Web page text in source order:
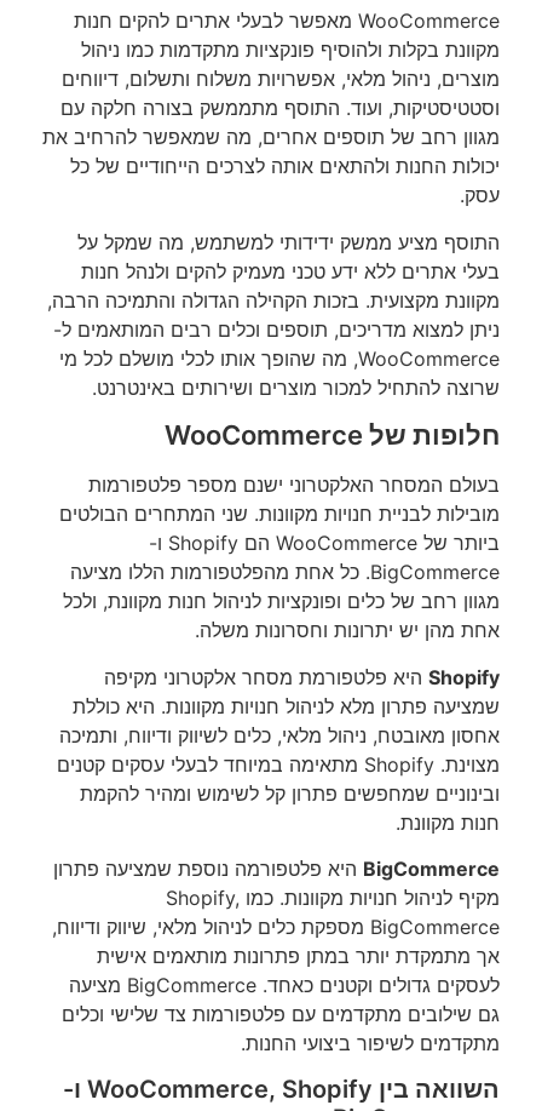
WooCommerce מאפשר לבעלי אתרים להקים חנות
מקוונת בקלות ולהוסיף פונקציות מתקדמות כמו ניהול
מוצרים, ניהול מלאי, אפשרויות משלוח ותשלום, דיווחים
וסטטיסטיקות, ועוד. התוסף מתממשק בצורה חלקה עם
מגוון רחב של תוספים אחרים, מה שמאפשר להרחיב את
יכולות החנות ולהתאים אותה לצרכים הייחודיים של כל
עסק.
התוסף מציע ממשק ידידותי למשתמש, מה שמקל על
בעלי אתרים ללא ידע טכני מעמיק להקים ולנהל חנות
מקוונת מקצועית. בזכות הקהילה הגדולה והתמיכה הרבה,
ניתן למצוא מדריכים, תוספים וכלים רבים המותאמים ל-
WooCommerce, מה שהופך אותו לכלי מושלם לכל מי
שרוצה להתחיל למכור מוצרים ושירותים באינטרנט.
חלופות של WooCommerce
בעולם המסחר האלקטרוני ישנם מספר פלטפורמות
מובילות לבניית חנויות מקוונות. שני המתחרים הבולטים
ביותר של WooCommerce הם Shopify ו-
BigCommerce. כל אחת מהפלטפורמות הללו מציעה
מגוון רחב של כלים ופונקציות לניהול חנות מקוונת, ולכל
אחת מהן יש יתרונות וחסרונות משלה.
Shopify היא פלטפורמת מסחר אלקטרוני מקיפה
שמציעה פתרון מלא לניהול חנויות מקוונות. היא כוללת
אחסון מאובטח, ניהול מלאי, כלים לשיווק ודיווח, ותמיכה
מצוינת. Shopify מתאימה במיוחד לבעלי עסקים קטנים
ובינוניים שמחפשים פתרון קל לשימוש ומהיר להקמת
חנות מקוונת.
BigCommerce היא פלטפורמה נוספת שמציעה פתרון
מקיף לניהול חנויות מקוונות. כמו Shopify,
BigCommerce מספקת כלים לניהול מלאי, שיווק ודיווח,
אך מתמקדת יותר במתן פתרונות מותאמים אישית
לעסקים גדולים וקטנים כאחד. BigCommerce מציעה
גם שילובים מתקדמים עם פלטפורמות צד שלישי וכלים
מתקדמים לשיפור ביצועי החנות.
השוואה בין WooCommerce, Shopify ו-